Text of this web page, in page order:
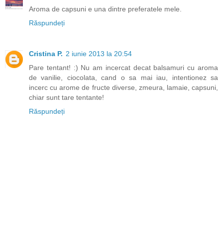
Aroma de capsuni e una dintre preferatele mele.
Răspundeți
Cristina P. 2 iunie 2013 la 20:54
Pare tentant! :) Nu am incercat decat balsamuri cu aroma
de vanilie, ciocolata, cand o sa mai iau, intentionez sa
incerc cu arome de fructe diverse, zmeura, lamaie, capsuni,
chiar sunt tare tentante!
Răspundeți